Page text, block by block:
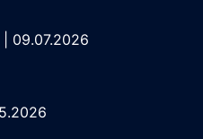
| 09.07.2026